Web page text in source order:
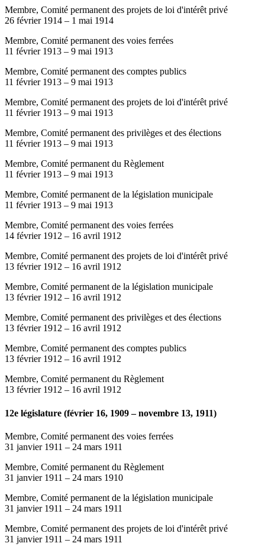
Membre, Comité permanent des projets de loi d'intérêt privé
26 février 1914 – 1 mai 1914
Membre, Comité permanent des voies ferrées
11 février 1913 – 9 mai 1913
Membre, Comité permanent des comptes publics
11 février 1913 – 9 mai 1913
Membre, Comité permanent des projets de loi d'intérêt privé
11 février 1913 – 9 mai 1913
Membre, Comité permanent des privilèges et des élections
11 février 1913 – 9 mai 1913
Membre, Comité permanent du Règlement
11 février 1913 – 9 mai 1913
Membre, Comité permanent de la législation municipale
11 février 1913 – 9 mai 1913
Membre, Comité permanent des voies ferrées
14 février 1912 – 16 avril 1912
Membre, Comité permanent des projets de loi d'intérêt privé
13 février 1912 – 16 avril 1912
Membre, Comité permanent de la législation municipale
13 février 1912 – 16 avril 1912
Membre, Comité permanent des privilèges et des élections
13 février 1912 – 16 avril 1912
Membre, Comité permanent des comptes publics
13 février 1912 – 16 avril 1912
Membre, Comité permanent du Règlement
13 février 1912 – 16 avril 1912
12e législature (février 16, 1909 – novembre 13, 1911)
Membre, Comité permanent des voies ferrées
31 janvier 1911 – 24 mars 1911
Membre, Comité permanent du Règlement
31 janvier 1911 – 24 mars 1910
Membre, Comité permanent de la législation municipale
31 janvier 1911 – 24 mars 1911
Membre, Comité permanent des projets de loi d'intérêt privé
31 janvier 1911 – 24 mars 1911